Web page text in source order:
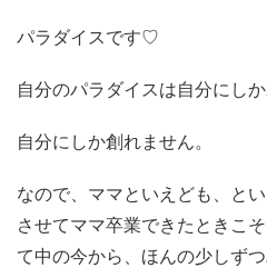
パラダイスです♡
自分のパラダイスは自分にしか
自分にしか創れません。
なので、ママといえども、と
させてママ卒業できたときこ
て中の今から、ほんの少しず